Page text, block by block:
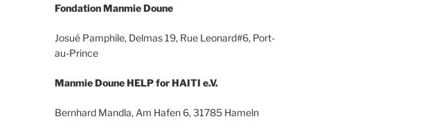
Fondation Manmie Doune
Josué Pamphile, Delmas 19, Rue Leonard#6, Port-
au-Prince
Manmie Doune HELP for HAITI e.V.
Bernhard Mandla, Am Hafen 6, 31785 Hameln